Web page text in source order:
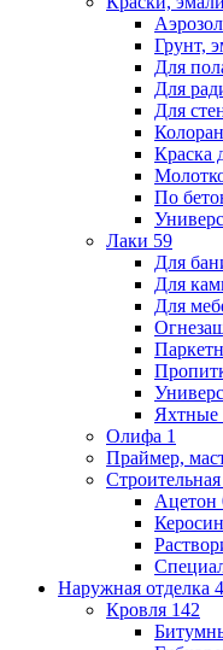
Грунт,
Для
Для
Для
Краска
По
Лаки 59
Для
Для
Для
Яхтные
Олифа 1
Праймер,
Ацетон
Керосин
Наружная отделка
Кровля 142